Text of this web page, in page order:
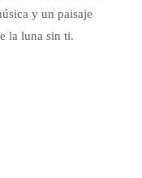
y un paisaje
la luna sin ti.